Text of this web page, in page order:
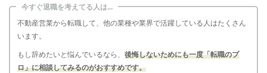
今すぐ退職を考えてる人は...
不動産営業から転職して、他の業種や業界で活躍している人はたくさん
います。
もし辞めたいと悩んでいるなら、 後悔しないためにも一度「転職のプ
ロ」に相談してみるのがおすすめです。